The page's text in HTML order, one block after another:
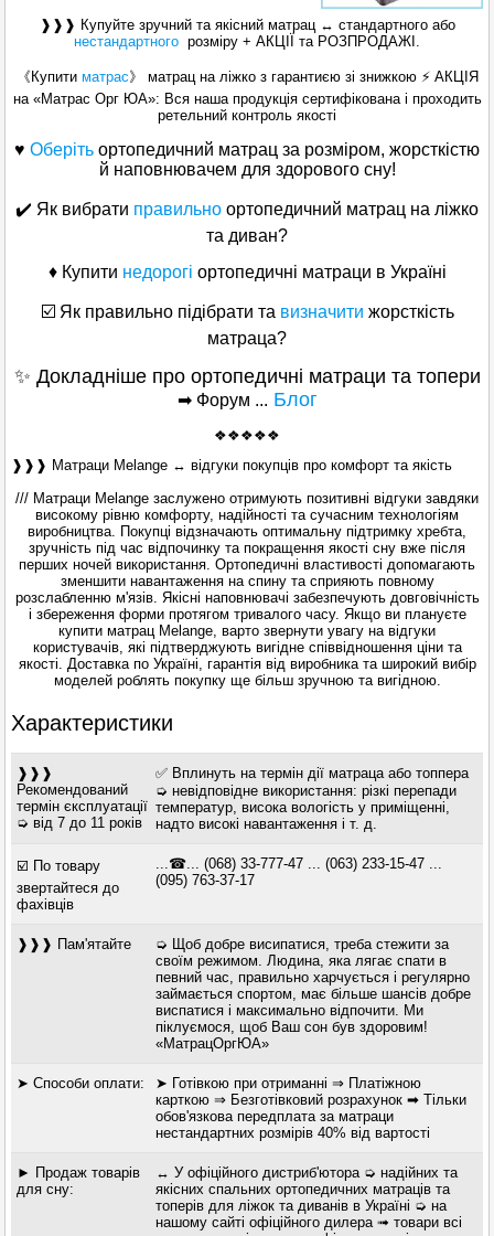
❱❱❱ Купуйте зручний та якісний матрац ↔ стандартного або
нестандартного розміру + АКЦІЇ та РОЗПРОДАЖІ.
《Купити матрас》 матрац на ліжко з гарантиєю зі знижкою ⚡ АКЦІЯ
на «Матраc Орг ЮА»: Вся наша продукція сертифікована і проходить
ретельний контроль якості
♥ Оберіть ортопедичний матрац за розміром, жорсткістю
й наповнювачем для здорового сну!
✔️ Як вибрати правильно ортопедичний матрац на ліжко
та диван?
♦ Купити недорогі ортопедичні матраци в Україні
☑️ Як правильно підібрати та визначити жорсткість
матраца?
✨ Докладніше про ортопедичні матраци та топери
➡ Форум ... Блог
❖❖❖❖❖
❱❱❱ Матраци Melange ↔ відгуки покупців про комфорт та якість
/// Матраци Melange заслужено отримують позитивні відгуки завдяки
високому рівню комфорту, надійності та сучасним технологіям
виробництва. Покупці відзначають оптимальну підтримку хребта,
зручність під час відпочинку та покращення якості сну вже після
перших ночей використання. Ортопедичні властивості допомагають
зменшити навантаження на спину та сприяють повному
розслабленню м'язів. Якісні наповнювачі забезпечують довговічність
і збереження форми протягом тривалого часу. Якщо ви плануєте
купити матрац Melange, варто звернути увагу на відгуки
користувачів, які підтверджують вигідне співвідношення ціни та
якості. Доставка по Україні, гарантія від виробника та широкий вибір
моделей роблять покупку ще більш зручною та вигідною.
Характеристики
❱❱❱
Рекомендований
термін єксплуатації
➭ від 7 до 11 років
✅ Вплинуть на термін дії матраца або топпера
➭ невідповідне використання: різкі перепади
температур, висока вологість у приміщенні,
надто високі навантаження і т. д.
☑️ По товару
звертайтеся до
фахівців
...☎... (068) 33-777-47 ... (063) 233-15-47 ...
(095) 763-37-17
❱❱❱ Пам'ятайте
➭ Щоб добре висипатися, треба стежити за
своїм режимом. Людина, яка лягає спати в
певний час, правильно харчується і регулярно
займається спортом, має більше шансів добре
виспатися і максимально відпочити. Ми
піклуємося, щоб Ваш сон був здоровим!
«МатрацОргЮА»
➤ Способи оплати:
➤ Готівкою при отриманні ⇒ Платіжною
карткою ⇒ Безготівковий розрахунок ➡ Тільки
обов'язкова передплата за матраци
нестандартних розмірів 40% від вартості
► Продаж товарів
для сну:
↔ У офіційного дистриб'ютора ➭ надійних та
якісних спальних ортопедичних матраців та
топерів для ліжок та диванів в Україні ➭ на
нашому сайті офіційного дилера ➟ товари всі